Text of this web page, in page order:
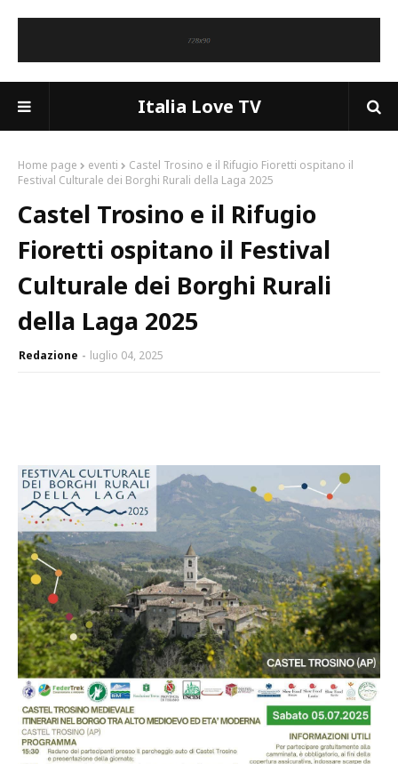
Italia Love TV
Home page eventi
Castel Trosino e il Rifugio Fioretti ospitano il
Festival Culturale dei Borghi Rurali della Laga 2025
Castel Trosino e il Rifugio
Fioretti ospitano il Festival
Culturale dei Borghi Rurali
della Laga 2025
Redazione luglio 04, 2025